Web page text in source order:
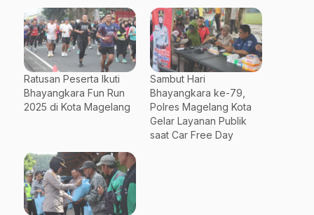
Ratusan Peserta Ikuti
Bhayangkara Fun Run
2025 di Kota Magelang
Sambut Hari
Bhayangkara ke-79,
Polres Magelang Kota
Gelar Layanan Publik
saat Car Free Day